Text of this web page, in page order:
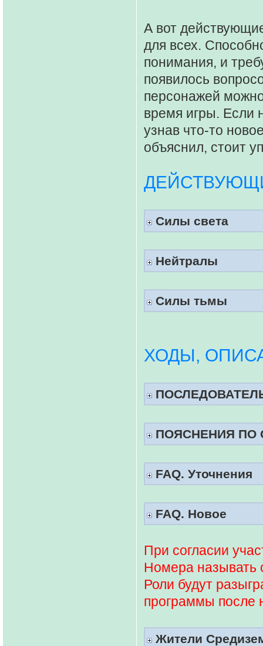
А вот
для всех.
понимания, и
появилось
персонажей
время игры. Если
узнав что-то
объяснил, стоит
Силы света
Нейтралы
Силы тьмы
ХОДЫ,
ПОЯСНЕНИЯ
FAQ. Уточнения
FAQ. Новое
При согласии
Номера называть
Роли будут
программы после
Жители